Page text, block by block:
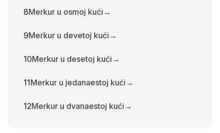
8Merkur u osmoj kući →
9Merkur u devetoj kući →
10Merkur u desetoj kući →
11Merkur u jedanaestoj kući →
12Merkur u dvanaestoj kući →